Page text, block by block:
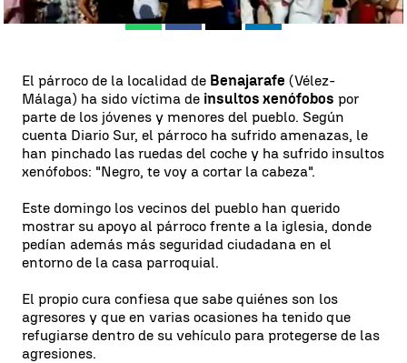
WhatsappFacebook
X Linkedin
El párroco de la localidad de Benajarafe (Vélez-
Málaga) ha sido víctima de insultos xenófobos por
parte de los jóvenes y menores del pueblo. Según
cuenta Diario Sur, el párroco ha sufrido amenazas, le
han pinchado las ruedas del coche y ha sufrido insultos
xenófobos: "Negro, te voy a cortar la cabeza".
Este domingo los vecinos del pueblo han querido
mostrar su apoyo al párroco frente a la iglesia, donde
pedían además más seguridad ciudadana en el
entorno de la casa parroquial.
El propio cura confiesa que sabe quiénes son los
agresores y que en varias ocasiones ha tenido que
refugiarse dentro de su vehículo para protegerse de las
agresiones.